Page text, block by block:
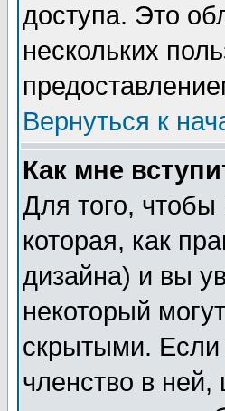
доступа. Это
нескольких
Вернуться к
Как мне
Для того, чтобы
которая, как
дизайна) и вы
некоторый
скрытыми. Если
членство в